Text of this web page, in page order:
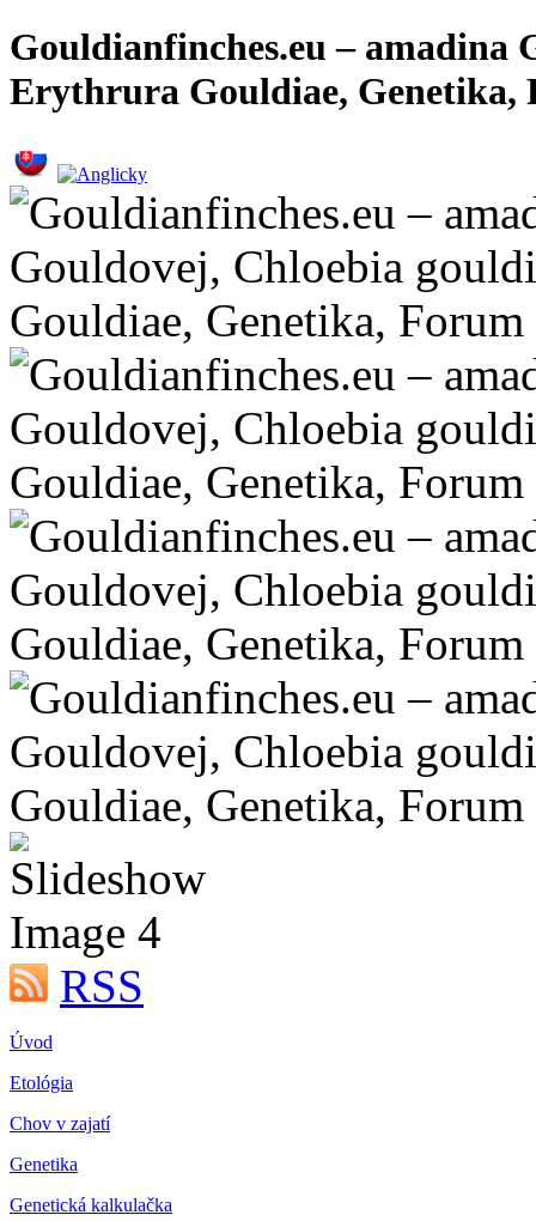
Gouldianfinches.eu – amadina
Erythrura Gouldiae, Genetika,
RSS
Úvod
Etológia
Chov v zajatí
Genetika
Genetická kalkulačka